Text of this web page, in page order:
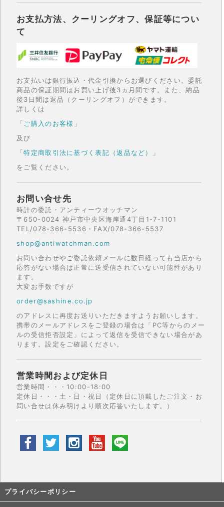
お支払方法、クーリングオフ、保証等につい
て
お支払いは銀行振込・代金引換からお選びください。委託
商品の保証期間はお買い上げ後3ヵ月間です。また、納品
後3日間は返品（クーリングオフ）ができます。
詳しくは
「ご購入のお客様 」
及び
「特定商取引法に基づく表記（返品など）
」
をご覧ください。
お問い合せ先
時計の委託・アンティーウオッチマン
〒650-0024 神戸市中央区海岸通4丁目1-7-1101
TEL/078-366-5536・FAX/078-366-5537
shop@antiwatchman.com
お問い合わせやご委託依頼メールに数日経っても当店から
応答がない場合は正常に送受信されていない可能性があり
ます。
大変お手数ですが
order@sashine.co.jp
のアドレスに再度お送りいただきますようお願いします。
携帯のメールアドレスをご登録の場合は「PC等からのメー
ルの受信拒否設定」によって返信を受信できない場合があ
ります。設定をご確認ください。
営業時間および定休日
営業時間・・・10:00-18:00
定休日・・・土・日・祝日（定休日に頂戴したご注文・お
問い合せは休み明けより順次応答いたします。）
プライバシーポリシー